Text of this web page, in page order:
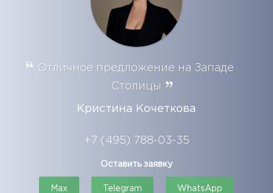
Отличное предложение на Западе
Столицы
Кристина Кочеткова
+7 (495) 788-03-35
Оставить заявку
Max Telegram WhatsApp